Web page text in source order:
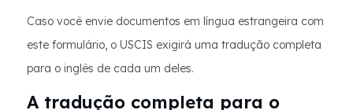
Caso você envie documentos em língua estrangeira com
este formulário, o USCIS exigirá uma tradução completa
para o inglês de cada um deles.
A tradução completa para o